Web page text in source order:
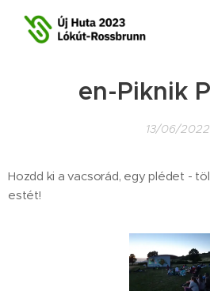
en-Piknik
13/06/2022
Hozdd ki a vacsorád, egy plédet -
estét!